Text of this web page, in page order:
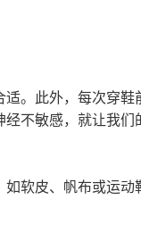
。此外，每次穿鞋
不敏感，就让我们
软皮、帆布或运动